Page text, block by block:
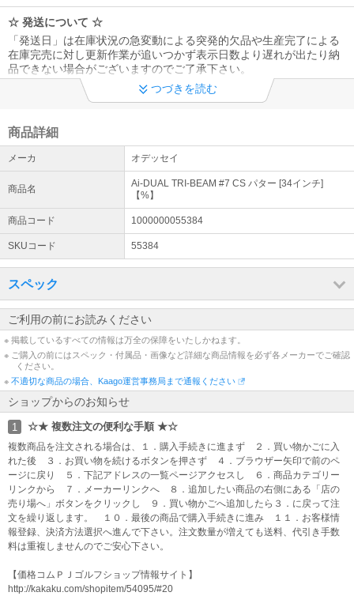
☆ 発送について ☆
「発送日」は在庫状況の急変動による突発的欠品や生産完了による
在庫完売に対し更新作業が追いつかず表示日数より遅れが出たり納
品できない場合がございますのでご了承下さい。
☆ 受注生産について ☆
する場合もございます。また、一旦メーカーへ受注生産依頼をかけ
ますと納品前でもスペック変更、キャンセルができませんのでご了
承下さい。
★ 画像表示について ★
画像は代表につき、番手、ロフト、左右、カラーがタイトル品番と
違う場合もございます。 画像が違う場合や未掲載でもご指定スペッ
クで手配させていただきますのでご安心ください。
☆ 品番表示について ☆
品番後ろ【 】内の符号は単なる弊店の製品識別区分です。 品質・仕
様には関係ございませんのでお気になさらないで下さい。
つづきを読む
商品詳細
メーカ オデッセイ
商品名
Ai-DUAL TRI-BEAM #7 CS パター [34インチ]
【%】
商品コード 1000000055384
SKUコード 55384
スペック
ご利用の前にお読みください
※ 掲載しているすべての情報は万全の保障をいたしかねます。
※ ご購入の前にはスペック・付属品・画像など詳細な商品情報を必ず各メーカーでご確認
ください。
※ 不適切な商品の場合、Kaago運営事務局まで通報ください
ショップからのお知らせ
1 ☆★ 複数注文の便利な手順 ★☆
複数商品を注文される場合は、１．購入手続きに進まず ２．買い物かごに入
れた後 ３．お買い物を続けるボタンを押さず ４．ブラウザー矢印で前のペ
ージに戻り ５．下記アドレスの一覧ページアクセスし ６．商品カテゴリー
リンクから ７．メーカーリンクへ ８．追加したい商品の右側にある「店の
売り場へ」ボタンをクリックし ９．買い物かごへ追加したら３．に戻って注
文を繰り返します。 １０．最後の商品で購入手続きに進み １１．お客様情
報登録、決済方法選択へ進んで下さい。注文数量が増えても送料、代引き手数
料は重複しませんのでご安心下さい。
【価格コムＰＪゴルフショップ情報サイト】
http://kakaku.com/shopitem/54095/#20